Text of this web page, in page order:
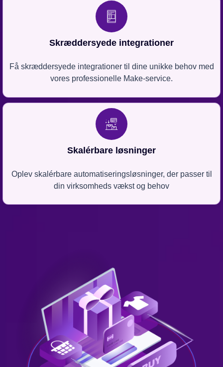
Skræddersyede integrationer
Få skræddersyede integrationer til dine unikke behov med
vores professionelle Make-service.
Skalérbare løsninger
Oplev skalérbare automatiseringsløsninger, der passer til
din virksomheds vækst og behov